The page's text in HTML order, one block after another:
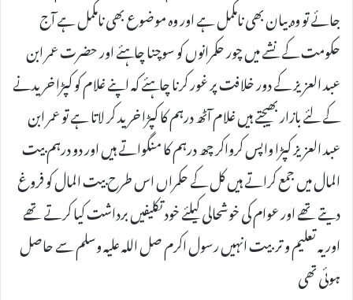
جائے تو وہ بیان بھی نامکمل ہے اور وہ موضوع بھی نامکمل ہے آج
حکومت کے نشے میں چور حکمرانوں کو سوچنا چاہئے اور حضرت عمر ابن
عبد العزیز کے دور خلافت پر غور کرنا چاہئے کہ اپنے غلام کو کپڑا خریدنے
کے لئے بازار بھیجتے ہیں غلام آٹھ درہم کا کپڑا خرید کر لاتا ہے تو عمر ابن
عبد العزيز کپڑا واپس کرواکر چھ درہم کا منگواتے ہیں اور دو درہم بیت
المال میں جمع کراتے ہیں کل کے حکمراں اس طرح بیت المال کو فروغ
دیتے تھے اور عوام کی خوشحالی کیلئے خود تکلیفیں برداشت کیا کرتے تھے
اور یہ تعلیم و تربیت انہیں رسول اکرم صل اللہ علیہ وسلم سے حاصل
ہوئی تھی